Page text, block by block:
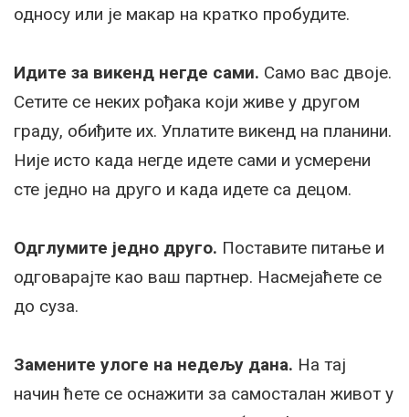
односу или је макар на кратко пробудите.
Идите за викенд негде сами. Само вас двоје.
Сетите се неких рођака који живе у другом
граду, обиђите их. Уплатите викенд на планини.
Није исто када негде идете сами и усмерени
сте једно на друго и када идете са децом.
Одглумите једно друго. Поставите питање и
одговарајте као ваш партнер. Насмејаћете се
до суза.
Замените улоге на недељу дана. На тај
начин ћете се оснажити за самосталан живот у